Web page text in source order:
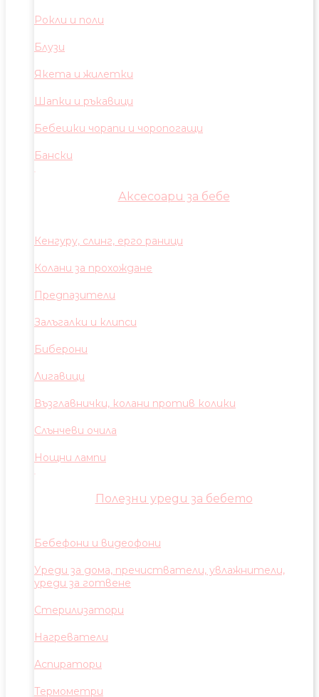
Рокли и поли
Блузи
Якета и жилетки
Шапки и ръкавици
Бебешки чорапи и чоропогащи
Бански
Аксесоари за бебе
Кенгуру, слинг, ерго раници
Колани за прохождане
Предпазители
Залъгалки и клипси
Биберони
Лигавици
Възглавнички, колани против колики
Слънчеви очила
Нощни лампи
Полезни уреди за бебето
Бебефони и видеофони
Уреди за дома, пречистватели, увлажнители,
уреди за готвене
Стерилизатори
Нагреватели
Аспиратори
Термометри